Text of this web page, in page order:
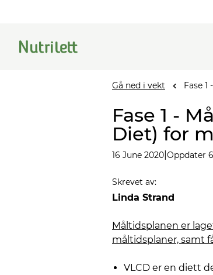
Gå ned i vekt Fase
Fase 1 -
Diet) for
16 June 2020 Oppdater
Skrevet av:
Linda Strand
Måltidsplanen er
måltidsplaner, samt
VLCD er en diett